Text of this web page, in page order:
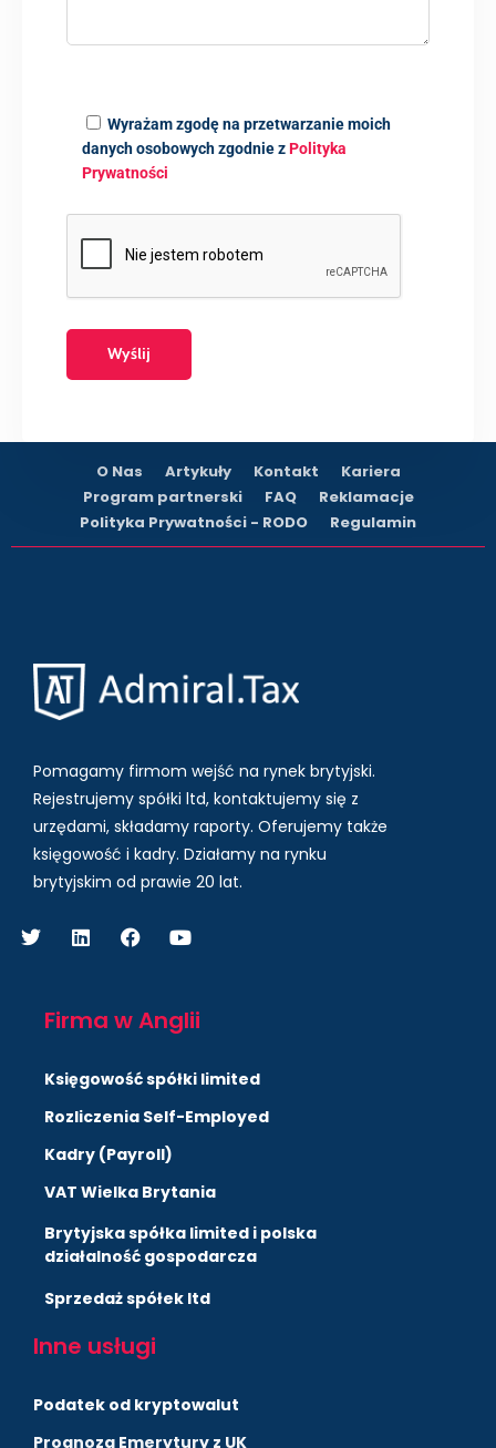
Wyrażam zgodę na przetwarzanie moich
danych osobowych zgodnie zPolityka
Prywatności
O Nas Artykuły Kontakt
Kariera
Program partnerski
FAQ
Reklamacje
Polityka Prywatności - RODO
Regulamin
Pomagamy firmom wejść na rynek brytyjski.
Rejestrujemy spółki ltd, kontaktujemy się z
urzędami, składamy raporty. Oferujemy także
księgowość i kadry. Działamy na rynku
brytyjskim od prawie 20 lat.
Firma w Anglii
Księgowość spółki limited
Rozliczenia Self-Employed
Kadry (Payroll)
VAT Wielka Brytania
Brytyjska spółka limited i polska
działalność gospodarcza
Sprzedaż spółek ltd
Inne usługi
Podatek od kryptowalut
Prognoza Emerytury z UK